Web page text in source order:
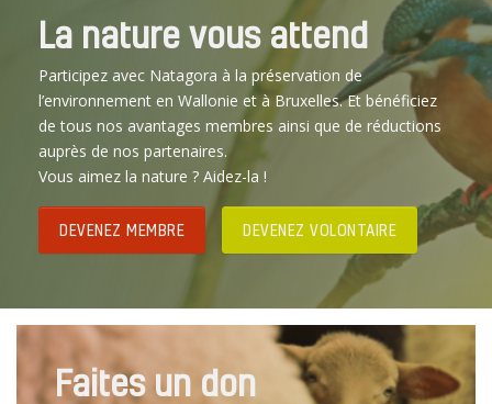
La nature vous attend
Participez avec Natagora à la préservation de
l’environnement en Wallonie et à Bruxelles. Et bénéficiez
de tous nos avantages membres ainsi que de réductions
auprès de nos partenaires.
Vous aimez la nature ? Aidez-la !
DEVENEZ MEMBRE DEVENEZ VOLONTAIRE
Faites un don